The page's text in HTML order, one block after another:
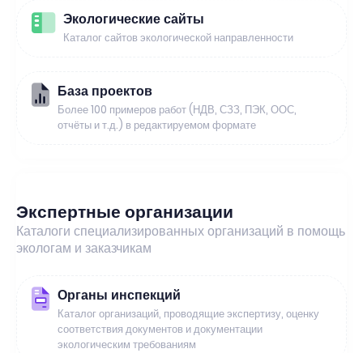
Экологические сайты
Каталог сайтов экологической направленности
База проектов
Более 100 примеров работ (НДВ, СЗЗ, ПЭК, ООС,
отчёты и т.д.) в редактируемом формате
Экспертные организации
Каталоги специализированных организаций в помощь
экологам и заказчикам
Органы инспекций
Каталог организаций, проводящие экспертизу, оценку
соответствия документов и документации
экологическим требованиям